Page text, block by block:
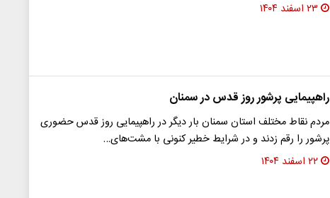
۲۳ اسفند ۱۴۰۴
راهپیمایی پرشور روز قدس در سمنان
مردم نقاط مختلف استان سمنان بار دیگر در راهپیمایی روز قدس حضوری
پرشور را رقم زدند و در شرایط خطیر کنونی با مشت‌های…
۲۲ اسفند ۱۴۰۴